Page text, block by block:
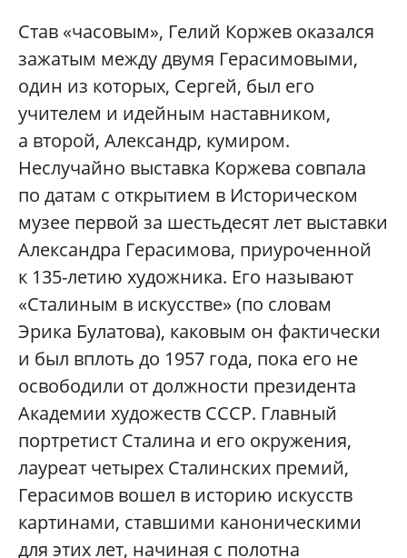
Став «часовым», Гелий Коржев оказался
зажатым между двумя Герасимовыми,
один из которых, Сергей, был его
учителем и идейным наставником,
а второй, Александр, кумиром.
Неслучайно выставка Коржева совпала
по датам с открытием в Историческом
музее первой за шестьдесят лет выставки
Александра Герасимова, приуроченной
к 135-летию художника. Его называют
«Сталиным в искусстве» (по словам
Эрика Булатова), каковым он фактически
и был вплоть до 1957 года, пока его не
освободили от должности президента
Академии художеств СССР. Главный
портретист Сталина и его окружения,
лауреат четырех Сталинских премий,
Герасимов вошел в историю искусств
картинами, ставшими каноническими
для этих лет, начиная с полотна